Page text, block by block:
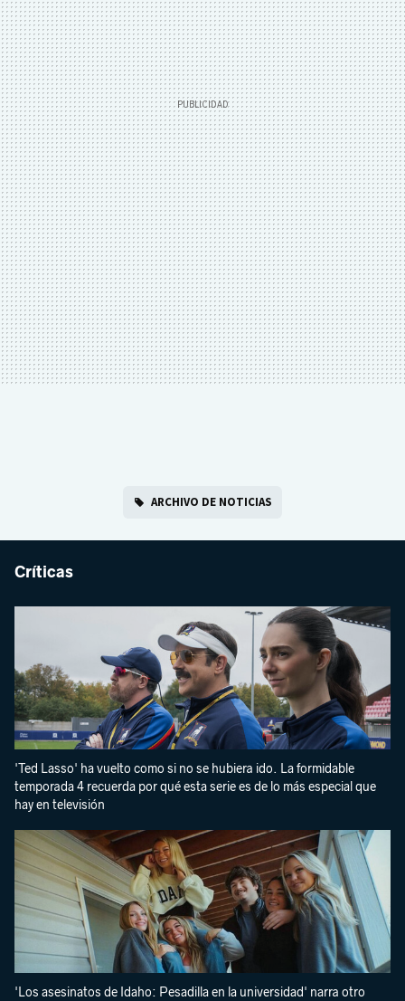
ARCHIVO DE NOTICIAS
Críticas
'Ted Lasso' ha vuelto como si no se hubiera ido. La formidable
temporada 4 recuerda por qué esta serie es de lo más especial que
hay en televisión
'Los asesinatos de Idaho: Pesadilla en la universidad' narra otro